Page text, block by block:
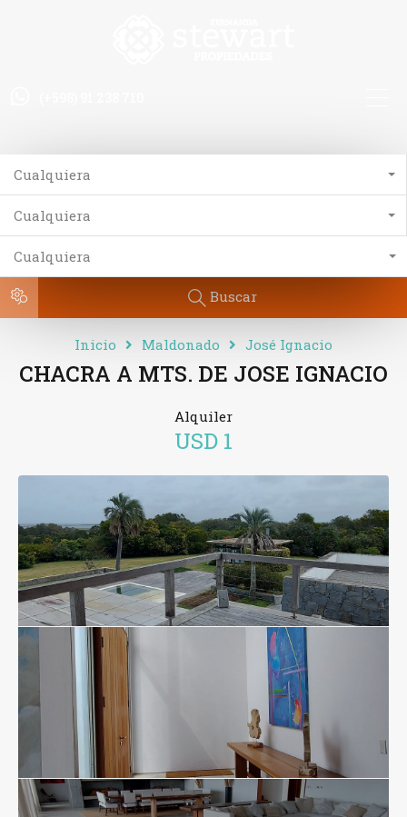
Cualquiera
Cualquiera
Cualquiera
Buscar
Inicio Maldonado José Ignacio
CHACRA A MTS. DE JOSE IGNACIO
Alquiler
USD 1